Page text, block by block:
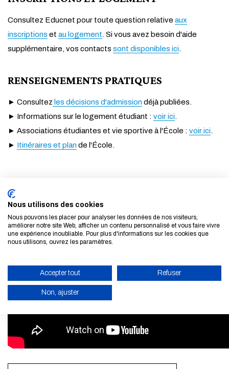
ANNULER
Consultez Educnet pour toute question relative aux
inscriptions et au logement. Si vous avez besoin d'aide
supplémentaire, vos contacts sont disponibles ici.
RENSEIGNEMENTS PRATIQUES
► Consultez les décisions d'admission déjà publiées.
► Informations sur le logement étudiant : voir ici.
► Associations étudiantes et vie sportive à l'École : voir ici.
► Itinéraires et plan de l'École.
Nous utilisons des cookies
Nous pouvons les placer pour analyser les données de nos visiteurs,
améliorer notre site Web, afficher un contenu personnalisé et vous faire vivre
une expérience inoubliable. Pour plus d'informations sur les cookies que
nous utilisons, ouvrez les paramètres.
Accepter tout Refuser
Non, ajuster